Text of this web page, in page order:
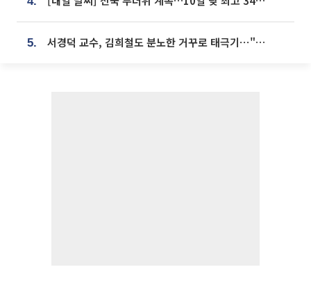
5. 서경덕 교수, 김희철도 분노한 거꾸로 태극기⋯"엉터리는 아냐, 아쉬울 뿐"